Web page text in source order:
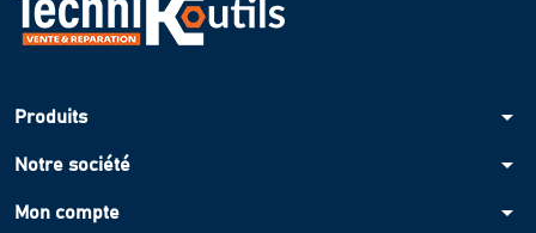
Produits arrow_drop_down
Notre société arrow_drop_down
Mon compte arrow_drop_down